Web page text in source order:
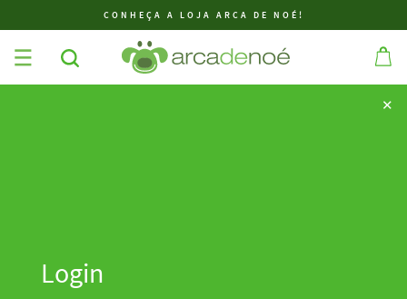
CONHEÇA A LOJA ARCA DE NOÉ!
✕
✕
Login